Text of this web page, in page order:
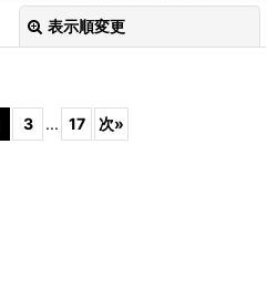
表示順変更
3 ... 17 次»